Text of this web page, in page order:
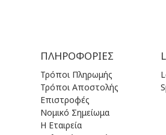
ΠΛΗΡΟΦΟΡΊΕΣ
Τρόποι Πληρωμής
Τρόποι Αποστολής
Επιστροφές
Νομικό Σημείωμα
Η Εταιρεία